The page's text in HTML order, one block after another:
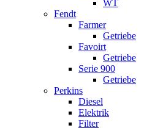
WT
Fendt
Farmer
Getriebe
Favoirt
Getriebe
Serie 900
Getriebe
Perkins
Diesel
Elektrik
Filter